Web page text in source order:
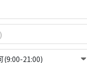
(9:00-21:00)